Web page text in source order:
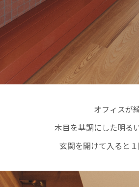
オフィスが
木目を基調にした明る
玄関を開けて入ると１